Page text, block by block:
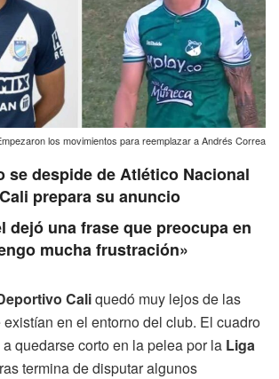
los movimientos para reemplazar a Andrés Correa
se despide de Atlético Nacional
prepara su anuncio
dejó una frase que preocupa en
mucha frustración»
Caliquedó muy lejos de las
en el entorno del club. El cuadro
quedarse corto en la pelea por la Liga
termina de disputar algunos